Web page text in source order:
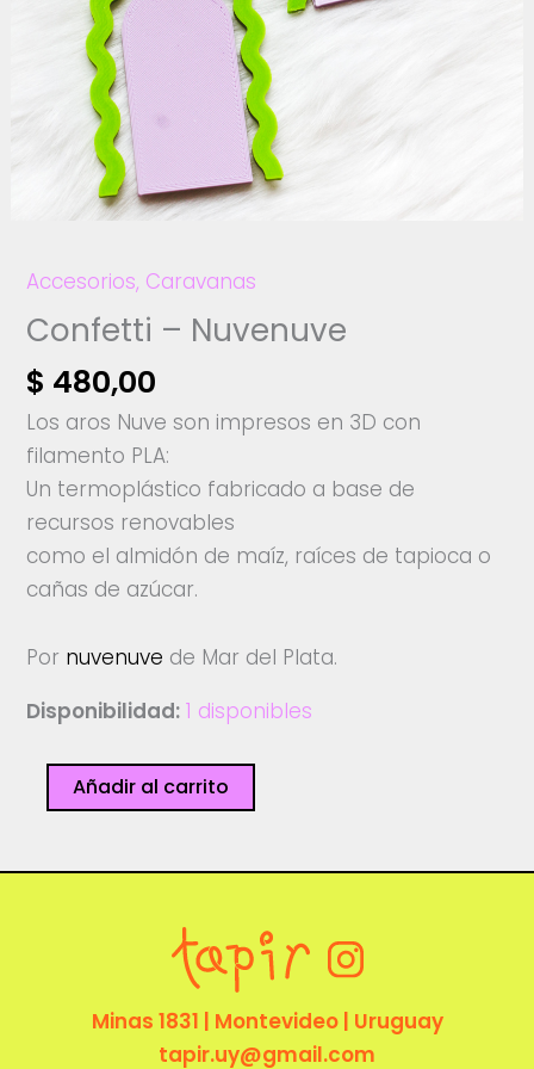
Accesorios, Caravanas
Confetti – Nuvenuve
$ 480,00
Los aros Nuve son impresos en 3D con
filamento PLA:
Un termoplástico fabricado a base de
recursos renovables
como el almidón de maíz, raíces de tapioca o
cañas de azúcar.
Por nuvenuve de Mar del Plata.
Disponibilidad: 1 disponibles
Confetti
cantidad
Añadir al carrito
Minas 1831 | Montevideo | Uruguay
tapir.uy@gmail.com